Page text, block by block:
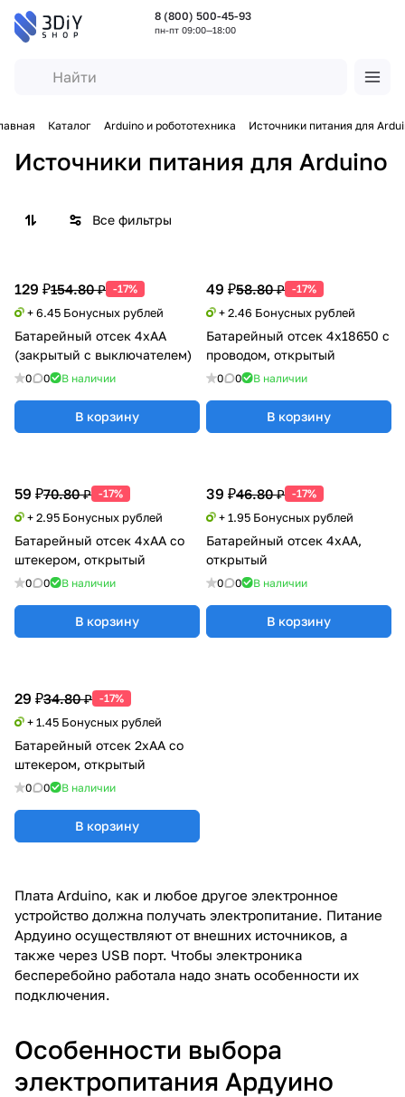
8 (800) 500-45-93
пн-пт 09:00—18:00
Каталог Arduino и робототехника Источники питания для
Источники питания для Arduino
Все фильтры
129 ₽154.80 ₽ -17%
+ 6.45 Бонусных рублей
Батарейный отсек 4xАА
(закрытый с выключателем)
0 0 В наличии
В корзину
49 ₽58.80 ₽ -17%
+ 2.46 Бонусных рублей
Батарейный отсек 4x18650 с
проводом, открытый
0 0 В наличии
В корзину
59 ₽70.80 ₽ -17%
+ 2.95 Бонусных рублей
Батарейный отсек 4xАА со
штекером, открытый
0 0 В наличии
В корзину
39 ₽46.80 ₽ -17%
+ 1.95 Бонусных рублей
Батарейный отсек 4xАА,
открытый
0 0 В наличии
В корзину
29 ₽34.80 ₽ -17%
+ 1.45 Бонусных рублей
Батарейный отсек 2xАА со
штекером, открытый
0 0 В наличии
В корзину
Плата Arduino, как и любое другое электронное
устройство должна получать электропитание. Питание
Ардуино осуществляют от внешних источников, а
также через USB порт. Чтобы электроника
бесперебойно работала надо знать особенности их
подключения.
Особенности выбора
электропитания Ардуино